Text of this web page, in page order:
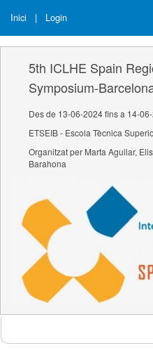
Inici | Login
5th ICLHE Spain
Symposium-
Des de 13-06-2024 fins a 14-
ETSEIB - Escola Tècnica
Organitzat per Marta Aguilar,
Barahona